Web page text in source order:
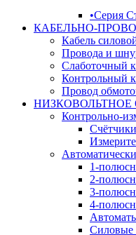
•Серия
КАБЕЛЬНО-
Кабель
Провода и
Слаботочный
Контрольный
Провод
НИЗКОВОЛЬТНОЕ
Контрольно-
1-
2-
3-
4-
Силовые